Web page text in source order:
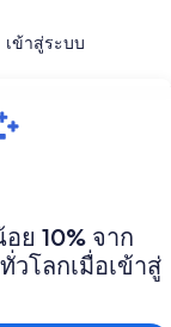
เข้าสู่ระบบ
ย 10% จาก
วโลกเมื่อเข้าสู่